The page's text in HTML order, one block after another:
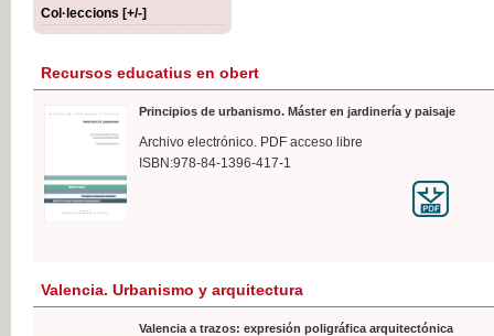
Col·leccions [+/-]
Recursos educatius en obert
Principios de urbanismo. Máster en jardinería y paisaje
Archivo electrónico. PDF acceso libre
ISBN:978-84-1396-417-1
Valencia. Urbanismo y arquitectura
Valencia a trazos: expresión poligráfica arquitectónica